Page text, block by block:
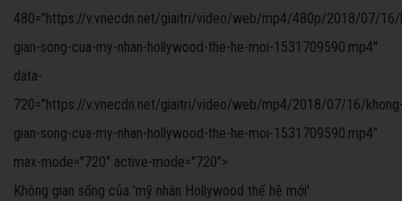
480="https://v.vnecdn.net/giaitri/video/web/mp4/480p/2018/07/16/
gian-song-cua-my-nhan-hollywood-the-he-moi-1531709590.mp4"
data-
720="https://v.vnecdn.net/giaitri/video/web/mp4/2018/07/16/
gian-song-cua-my-nhan-hollywood-the-he-moi-1531709590.mp4"
max-mode="720" active-mode="720">
Không gian sống của 'mỹ nhân Hollywood thế hệ mới'